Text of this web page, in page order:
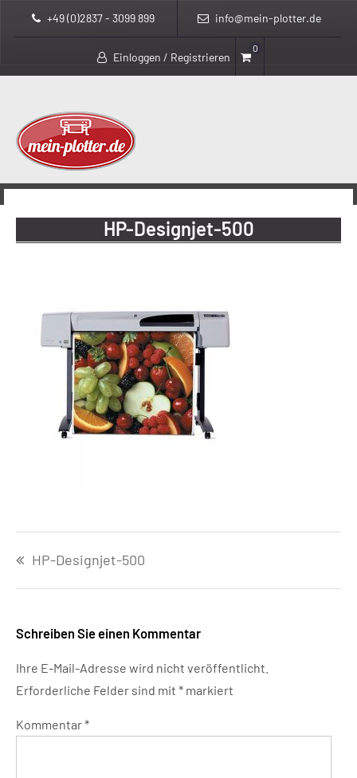
+49 (0)2837 - 3099 899 info@mein-plotter.de
Einloggen / Registrieren
0
>
HP-Designjet-500
HP-Designjet-500
Schreiben Sie einen Kommentar
Ihre E-Mail-Adresse wird nicht veröffentlicht.
Erforderliche Felder sind mit * markiert
Kommentar*